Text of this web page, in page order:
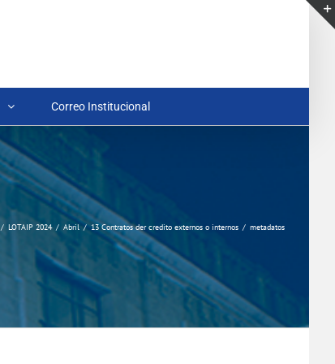
Correo Institucional
LOTAIP 2024 Abril 13 Contratos der credito externos o internos metadatos